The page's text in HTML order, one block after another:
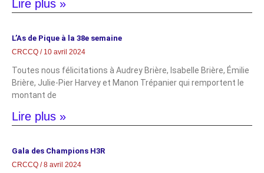
Lire plus »
L’As de Pique à la 38e semaine
CRCCQ 10 avril 2024
Toutes nous félicitations à Audrey Brière, Isabelle Brière, Émilie
Brière, Julie-Pier Harvey et Manon Trépanier qui remportent le
montant de
Lire plus »
Gala des Champions H3R
CRCCQ 8 avril 2024